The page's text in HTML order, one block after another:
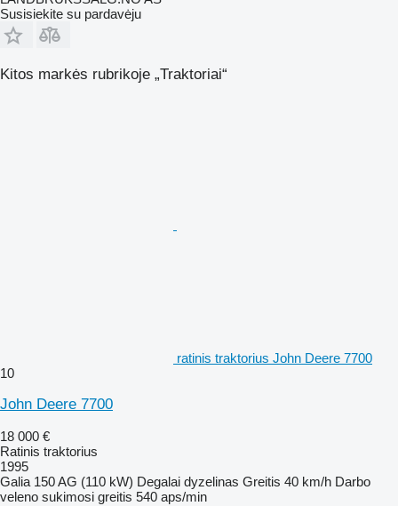
Susisiekite su pardavėju
Kitos markės rubrikoje „Traktoriai“
ratinis traktorius John Deere 7700
10
John Deere 7700
18 000 €
Ratinis traktorius
1995
Galia 150 AG (110 kW) Degalai dyzelinas Greitis 40 km/h Darbo
veleno sukimosi greitis 540 aps/min